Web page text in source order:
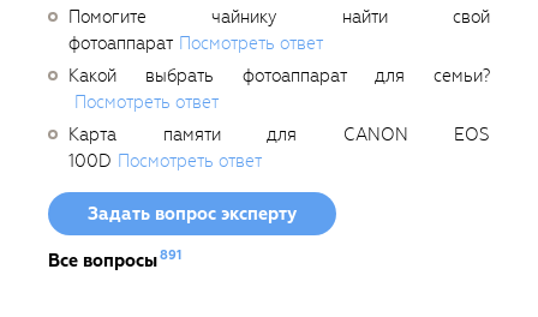
Помогите чайнику найти свой
фотоаппарат Посмотреть ответ
Какой выбрать фотоаппарат для семьи?
Посмотреть ответ
Карта памяти для CANON EOS
100D Посмотреть ответ
Задать вопрос эксперту
Все вопросы891